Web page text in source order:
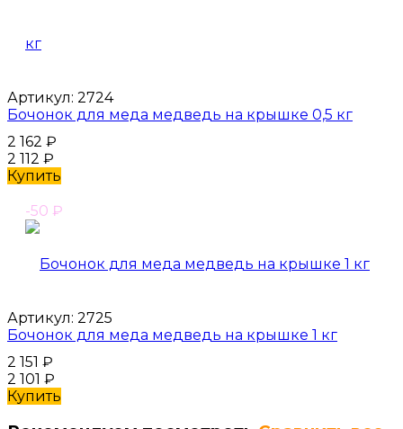
Артикул: 2724
Бочонок для меда медведь на крышке 0,5 кг
2 162 ₽
2 112 ₽
Купить
-50 ₽
Артикул: 2725
Бочонок для меда медведь на крышке 1 кг
2 151 ₽
2 101 ₽
Купить